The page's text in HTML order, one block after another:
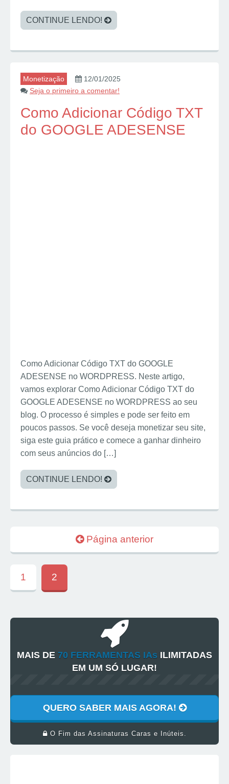
CONTINUE LENDO!
Monetização
12/01/2025
Seja o primeiro a comentar!
Como Adicionar Código TXT
do GOOGLE ADESENSE
Como Adicionar Código TXT do GOOGLE
ADESENSE no WORDPRESS. Neste artigo,
vamos explorar Como Adicionar Código TXT do
GOOGLE ADESENSE no WORDPRESS ao seu
blog. O processo é simples e pode ser feito em
poucos passos. Se você deseja monetizar seu site,
siga este guia prático e comece a ganhar dinheiro
com seus anúncios do […]
CONTINUE LENDO!
Página anterior
1 2
MAIS DE 70 FERRAMENTAS IAs ILIMITADAS
EM UM SÓ LUGAR!
QUERO SABER MAIS AGORA!
O Fim das Assinaturas Caras e Inúteis.